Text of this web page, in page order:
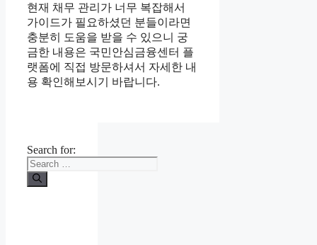
현재 채무 관리가 너무 복잡해서
가이드가 필요하셨던 분들이라면
충분히 도움을 받을 수 있으니 궁
금한 내용은 국민안심금융센터 플
랫폼에 직접 방문하셔서 자세한 내
용 확인해보시기 바랍니다.
Search for: